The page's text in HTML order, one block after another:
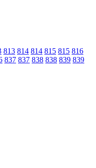
813 814 814 815 815 816
837 837 838 838 839 839